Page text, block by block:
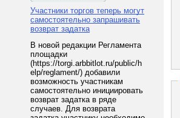
Участники торгов теперь могут
самостоятельно запрашивать
возврат задатка
В новой редакции Регламента
площадки
(https://torgi.arbbitlot.ru/public/h
elp/reglament/) добавили
возможность участникам
самостоятельно инициировать
возврат задатка в ряде
случаев. Для возврата